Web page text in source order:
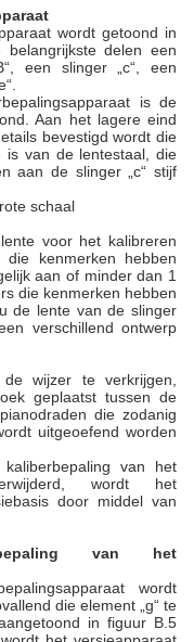
wordt getoond in
delen een
een slinger „c“, een
is de
Aan het lagere eind
bevestigd wordt die
is van de lentestaal, die
aan de slinger „c“ stijf
schaal
voor het kalibreren
kenmerken hebben
aan of minder dan 1
die kenmerken hebben
de lente van de slinger
verschillend ontwerp
wijzer te verkrijgen,
geplaatst tussen de
die zodanig
uitgeoefend worden
van het
wordt het
door middel van
van het
wordt
die element „g“ te
in figuur B.5